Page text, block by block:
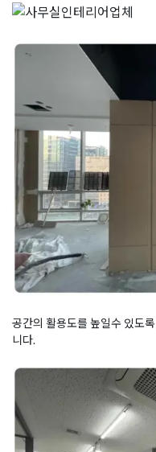
공간의 활용도를 높일수 있도
니다.